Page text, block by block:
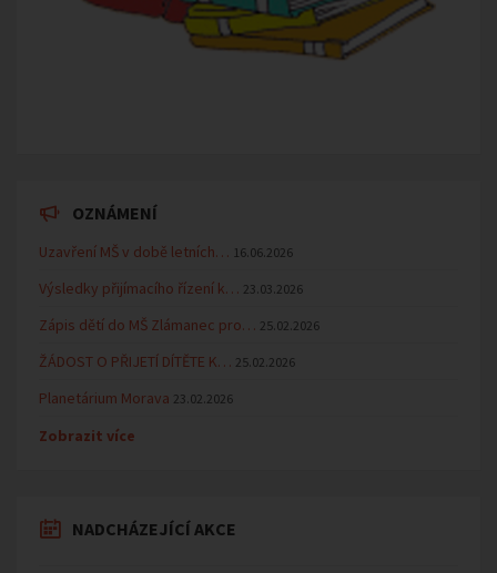
OZNÁMENÍ
Uzavření MŠ v době letních… 16.06.2026
Výsledky přijímacího řízení k… 23.03.2026
Zápis dětí do MŠ Zlámanec pro… 25.02.2026
ŽÁDOST O PŘIJETÍ DÍTĚTE K… 25.02.2026
Planetárium Morava 23.02.2026
Zobrazit více
NADCHÁZEJÍCÍ AKCE